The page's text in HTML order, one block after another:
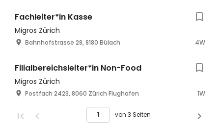
Fachleiter*in Kasse
Migros Zürich
Bahnhofstrasse 28, 8180 Bülach 4W
Filialbereichsleiter*in Non-Food
Migros Zürich
Postfach 2423, 8060 Zürich Flughafen 1W
von 3 Seiten